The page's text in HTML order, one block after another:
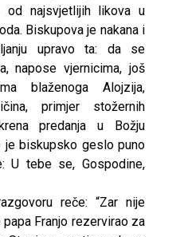
od najsvjetlijih likova u
Biskupova je nakana i
upravo ta: da se
napose vjernicima, još
blaženoga Alojzija,
primjer stožernih
predanja u Božju
je biskupsko geslo puno
U tebe se, Gospodine,
reče: “Zar nije
Franjo rezervirao za